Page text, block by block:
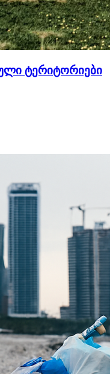
ტერიტორიები